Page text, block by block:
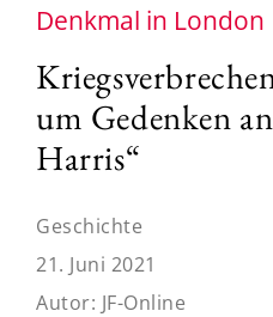
Denkmal in London
um Gedenken
Harris“
Geschichte
21. Juni 2021
Autor: JF-Online